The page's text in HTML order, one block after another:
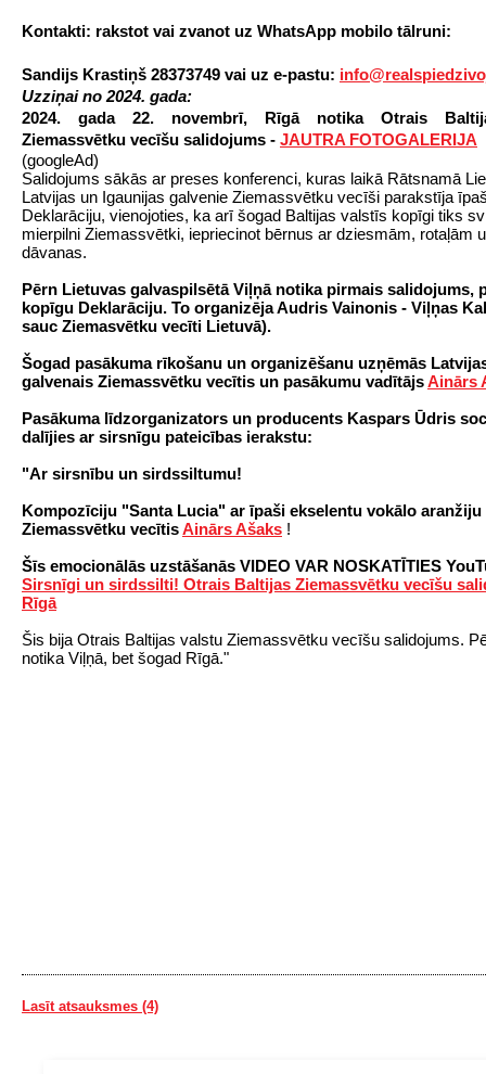
Kontakti: rakstot vai zvanot uz WhatsApp mobilo tālruni:
Sandijs Krastiņš 28373749 vai uz e-pastu:
Uzziņai no 2024. gada:
2024. gada 22. novembrī, Rīgā notika Otrais
Ziemassvētku vecīšu salidojums - JAUTRA FOTOGALERIJA
(googleAd)
Salidojums sākās ar preses konferenci, kuras laikā Rātsnamā
Latvijas un Igaunijas galvenie Ziemassvētku vecīši parakstīja
Deklarāciju, vienojoties, ka arī šogad Baltijas valstīs kopīgi tiks
mierpilni Ziemassvētki, iepriecinot bērnus ar dziesmām, rotaļām
dāvanas.
Pērn Lietuvas galvaspilsētā Viļņā notika pirmais salidojums,
kopīgu Deklarāciju. To organizēja Audris Vainonis - Viļņas
sauc Ziemasvētku vecīti Lietuvā).
Šogad pasākuma rīkošanu un organizēšanu uzņēmās
galvenais Ziemassvētku vecītis un pasākumu vadītājsAinārs
Pasākuma līdzorganizators un producents Kaspars Ūdris
dalījies ar sirsnīgu pateicības ierakstu:
"Ar sirsnību un sirdssiltumu!
Kompozīciju "Santa Lucia" ar īpaši ekselentu vokālo
Ziemassvētku vecītisAinārs Ašaks !
Šīs emocionālās uzstāšanās VIDEO VAR NOSKATĪTIES
Sirsnīgi un sirdssilti! Otrais Baltijas Ziemassvētku vecīšu
Rīgā
Šis bija Otrais Baltijas valstu Ziemassvētku vecīšu salidojums.
notika Viļņā, bet šogad Rīgā."
Lasīt atsauksmes (4)